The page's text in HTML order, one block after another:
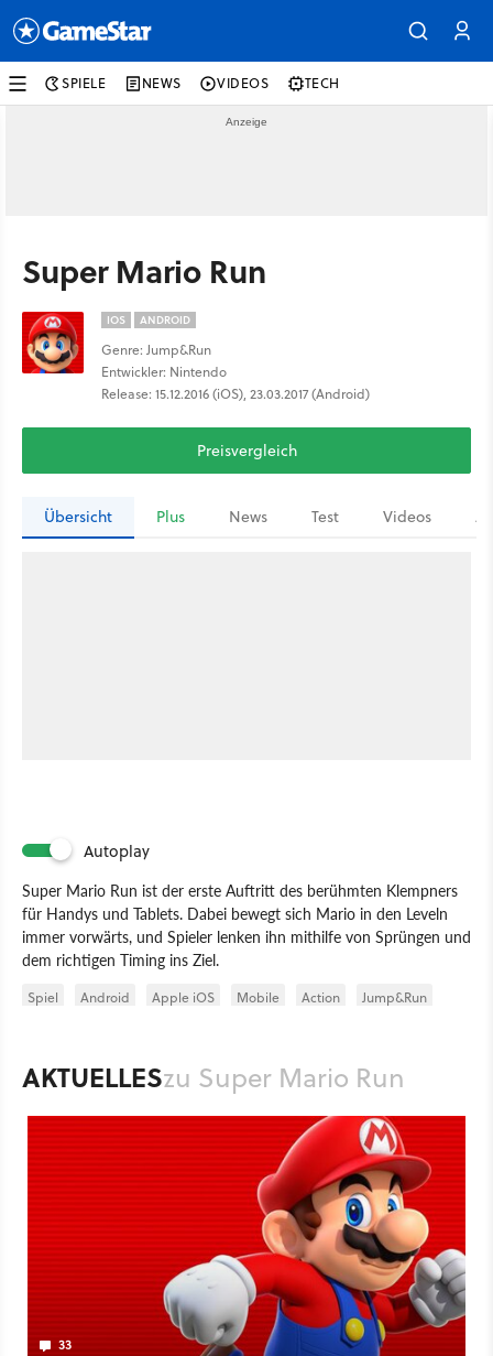
SPIELE NEWS VIDEOS TECH
Super Mario Run
IOS ANDROID
Genre: Jump&Run
Entwickler: Nintendo
Release: 15.12.2016 (iOS), 23.03.2017 (Android)
Preisvergleich
Übersicht Plus News Test Videos
Autoplay
Super Mario Run ist der erste Auftritt des berühmten Klempners
für Handys und Tablets. Dabei bewegt sich Mario in den Leveln
immer vorwärts, und Spieler lenken ihn mithilfe von Sprüngen und
dem richtigen Timing ins Ziel.
Spiel Android Apple iOS Mobile Action
Jump&Run
AKTUELLESzu Super Mario Run
33